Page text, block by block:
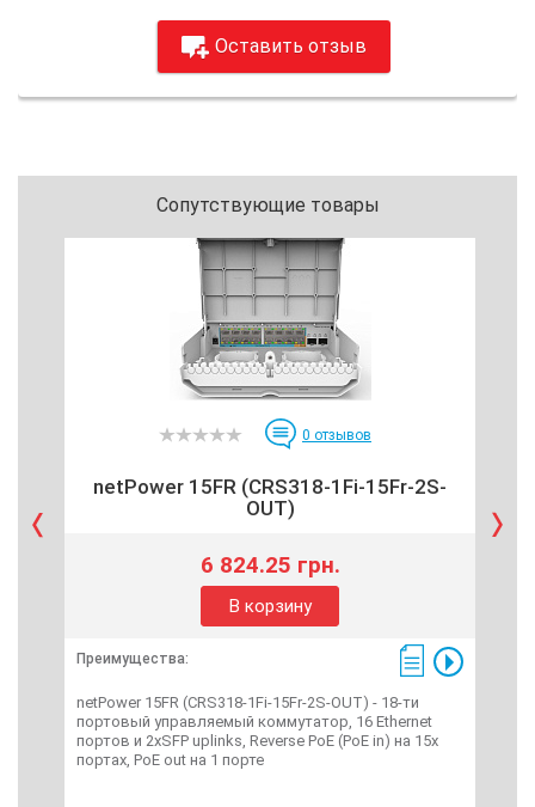
Оставить отзыв
Сопутствующие товары
0 отзывов
netPower 15FR (CRS318-1Fi-15Fr-2S-
OUT)
6 824.25 грн.
В корзину
Преимущества:
netPower 15FR (CRS318-1Fi-15Fr-2S-OUT) - 18-ти
портовый управляемый коммутатор, 16 Ethernet
портов и 2xSFP uplinks, Reverse PoE (PoE in) на 15x
портах, PoE out на 1 порте